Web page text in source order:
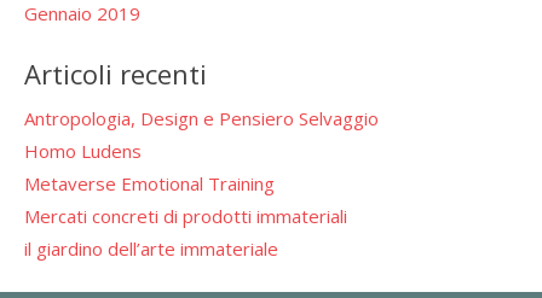
Gennaio 2019
Articoli recenti
Antropologia, Design e Pensiero Selvaggio
Homo Ludens
Metaverse Emotional Training
Mercati concreti di prodotti immateriali
il giardino dell’arte immateriale